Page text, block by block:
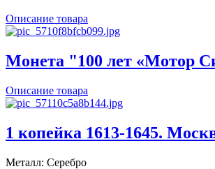
Описание товара
Монета "100 лет «Мотор
Описание товара
1 копейка 1613-1645.
Металл: Серебро